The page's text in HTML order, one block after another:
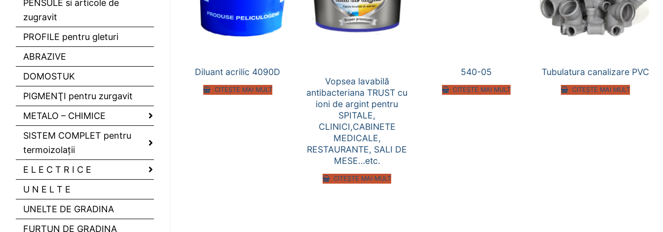
Diluant acrilic 4090D
CITEȘTE MAI MULT
Vopsea lavabilă
antibacteriana TRUST cu
ioni de argint pentru
SPITALE,
CLINICI,CABINETE
MEDICALE,
RESTAURANTE, SALI DE
MESE…etc.
CITEȘTE MAI MULT
540-05
CITEȘTE MAI MULT
Tubulatura canalizare PVC
CITEȘTE MAI MULT
PENSULE si articole de
zugravit
PROFILE pentru gleturi
ABRAZIVE
DOMOSTUK
PIGMENŢI pentru zurgavit
METALO – CHIMICE
SISTEM COMPLET pentru
termoizolaţii
E L E C T R I C E
U N E L T E
UNELTE DE GRADINA
FURTUN DE GRADINA